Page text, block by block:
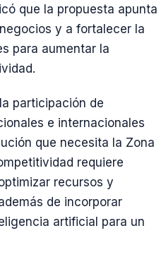
que la propuesta apunta
y a fortalecer la
para aumentar la
participación de
e internacionales
que necesita la Zona
requiere
recursos y
de incorporar
artificial para un